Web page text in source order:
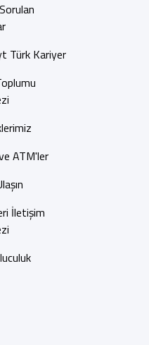
Türk Kariyer
ATM'ler
İletişim